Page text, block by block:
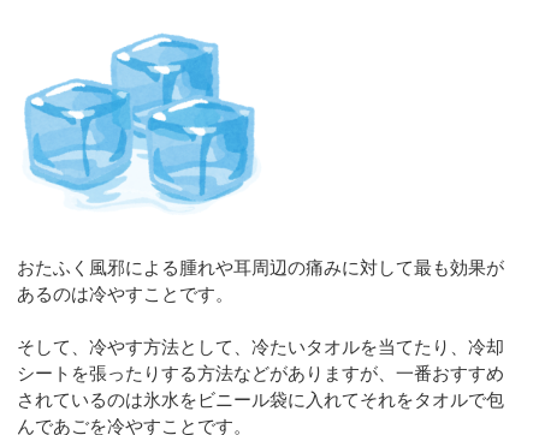
おたふく風邪による腫れや耳周辺の痛みに対して最も効果が
あるのは冷やすことです。
そして、冷やす方法として、冷たいタオルを当てたり、冷却
シートを張ったりする方法などがありますが、一番おすすめ
されているのは氷水をビニール袋に入れてそれをタオルで包
んであごを冷やすことです。